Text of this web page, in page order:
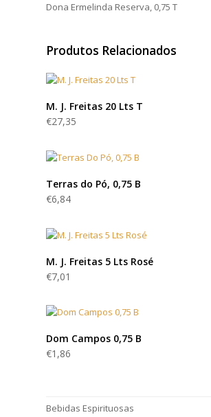
Dona Ermelinda Reserva, 0,75 T
Produtos Relacionados
M. J. Freitas 20 Lts T
€27,35
Terras do Pó, 0,75 B
€6,84
M. J. Freitas 5 Lts Rosé
€7,01
Dom Campos 0,75 B
€1,86
Bebidas Espirituosas